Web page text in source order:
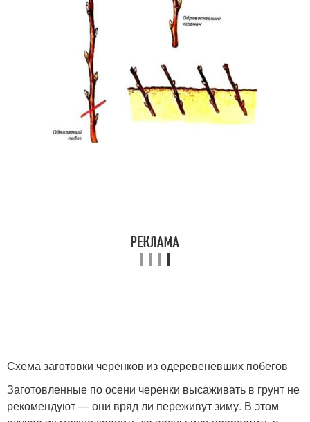
Схема заготовки черенков из одеревеневших побегов
Заготовленные по осени черенки высаживать в грунт не
рекомендуют — они вряд ли переживут зиму. В этом